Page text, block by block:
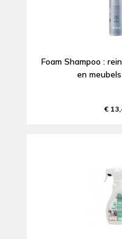
Foam Shampoo :
en
€